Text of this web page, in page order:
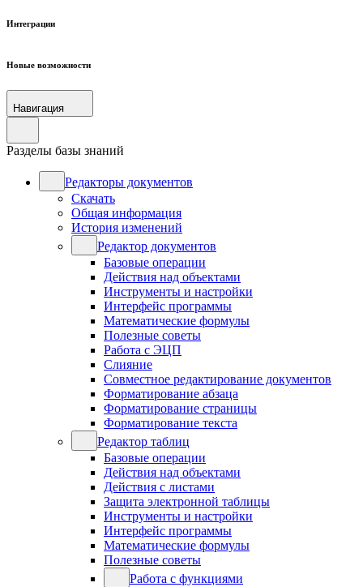
Интеграции
Новые возможности
Навигация
Разделы базы знаний
Редакторы документов
Скачать
Общая информация
История изменений
Редактор документов
Базовые операции
Действия над объектами
Инструменты и настройки
Интерфейс программы
Математические формулы
Полезные советы
Работа с ЭЦП
Слияние
Совместное редактирование документов
Форматирование абзаца
Форматирование страницы
Форматирование текста
Редактор таблиц
Базовые операции
Действия над объектами
Действия с листами
Защита электронной таблицы
Инструменты и настройки
Интерфейс программы
Математические формулы
Полезные советы
Работа с функциями